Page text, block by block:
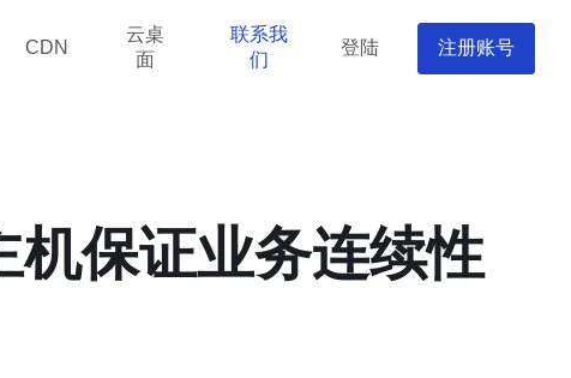
CDN
云桌
面
联系我
们
登陆 注册账号
保证业务连续性